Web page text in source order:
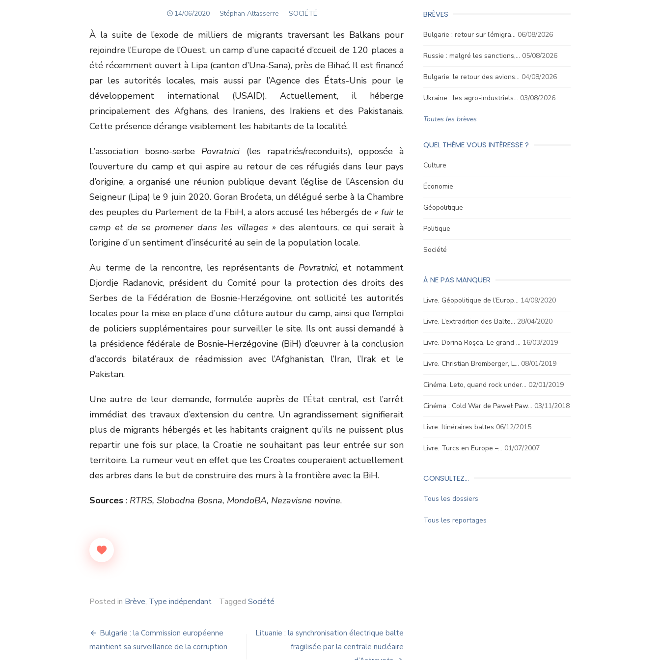
POSTED
14/06/2020 Author
Stéphan Altasserre SOCIÉTÉ
À la suite de l’exode de milliers de migrants traversant les Balkans pour
rejoindre l’Europe de l’Ouest, un camp d’une capacité d’ccueil de 120 places a
été récemment ouvert à Lipa (canton d’Una-Sana), près de Bihać. Il est financé
par les autorités locales, mais aussi par l’Agence des États-Unis pour le
développement international (USAID). Actuellement, il héberge
principalement des Afghans, des Iraniens, des Irakiens et des Pakistanais.
Cette présence dérange visiblement les habitants de la localité.
L’association bosno-serbe Povratnici(les rapatriés/reconduits), opposée à
l’ouverture du camp et qui aspire au retour de ces réfugiés dans leur pays
d’origine, a organisé une réunion publique devant l’église de l’Ascension du
Seigneur (Lipa) le 9 juin 2020. Goran Broćeta, un délégué serbe à la Chambre
des peuples du Parlement de la FbiH, a alors accusé les hébergés de « fuir le
camp et de se promener dans les villages »des alentours, ce qui serait à
l’origine d’un sentiment d’insécurité au sein de la population locale.
Au terme de la rencontre, les représentants de Povratnici, et notamment
Djordje Radanovic, président du Comité pour la protection des droits des
Serbes de la Fédération de Bosnie-Herzégovine, ont sollicité les autorités
locales pour la mise en place d’une clôture autour du camp, ainsi que l’emploi
de policiers supplémentaires pour surveiller le site. Ils ont aussi demandé à
la présidence fédérale de Bosnie-Herzégovine (BiH) d’œuvrer à la conclusion
d’accords bilatéraux de réadmission avec l’Afghanistan, l’Iran, l’Irak et le
Pakistan.
Une autre de leur demande, formulée auprès de l’État central, est l’arrêt
immédiat des travaux d’extension du centre. Un agrandissement signifierait
plus de migrants hébergés et les habitants craignent qu’ils ne puissent plus
repartir une fois sur place, la Croatie ne souhaitant pas leur entrée sur son
territoire. La rumeur veut en effet que les Croates couperaient actuellement
des arbres dans le but de construire des murs à la frontière avec la BiH.
Sources : RTRS, Slobodna Bosna, MondoBA, Nezavisne novine.
Posted in Brève, Type indépendant Tagged Société
Navigation
de
Bulgarie : la Commission européenne
maintient sa surveillance de la corruption
Lituanie : la synchronisation électrique balte
fragilisée par la centrale nucléaire
BRÈVES
Bulgarie : retour sur l’émigra… 06/08/2026
Russie : malgré les sanctions,… 05/08/2026
Bulgarie: le retour des avions… 04/08/2026
Ukraine : les agro-industriels… 03/08/2026
Toutes les brèves
QUEL THÈME VOUS INTÉRESSE ?
Culture
Économie
Géopolitique
Politique
Société
À NE PAS MANQUER
Livre. Géopolitique de l’Europ… 14/09/2020
Livre. L’extradition des Balte… 28/04/2020
Livre. Dorina Roşca, Le grand … 16/03/2019
Livre. Christian Bromberger, L… 08/01/2019
Cinéma. Leto, quand rock under… 02/01/2019
Cinéma : Cold War de Paweł Paw… 03/11/2018
Livre. Itinéraires baltes 06/12/2015
Livre. Turcs en Europe –… 01/07/2007
CONSULTEZ…
Tous les dossiers
Tous les reportages